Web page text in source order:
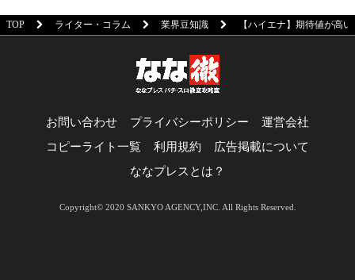
TOP ライター・コラム 業界豆知識 【ハイエナ】期待値が高
お問い合わせ プライバシーポリシー
運営会社
コピーライト一覧
利用規約
広告掲載について
ななプレスとは？
Copyright© 2020 SANKYO AGENCY,INC. All Rights Reserved.